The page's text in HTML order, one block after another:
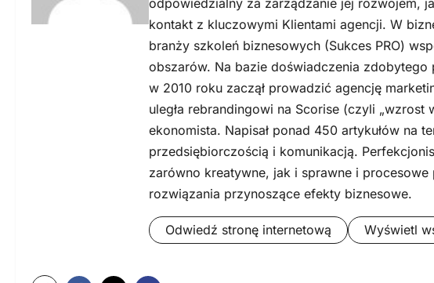
kontakt z kluczowymi Klientami agencji. W
branży szkoleń biznesowych (Sukces PRO)
obszarów. Na bazie doświadczenia
w 2010 roku zaczął prowadzić agencję
uległa rebrandingowi na Scorise (czyli „wzrost
ekonomista. Napisał ponad 450 artykułów na
przedsiębiorczością i komunikacją.
zarówno kreatywne, jak i sprawne i
rozwiązania przynoszące efekty biznesowe.
Odwiedź stronę internetową Wyświetl